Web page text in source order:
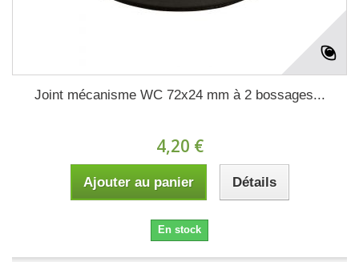
Joint mécanisme WC 72x24 mm à 2 bossages...
4,20 €
Ajouter au panier Détails
En stock